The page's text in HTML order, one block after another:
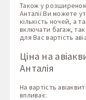
Також у
Анталії Ви можете
кількість ночей, а
включати багаж,
для Вас вартість
Ціна на
Анталія
На вартість
впливає: